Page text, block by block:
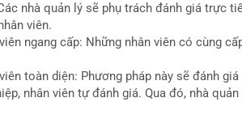
nhà quản lý sẽ phụ trách đánh giá trực
viên.
ngang cấp: Những nhân viên có cùng
toàn diện: Phương pháp này sẽ đánh
nhân viên tự đánh giá. Qua đó, nhà